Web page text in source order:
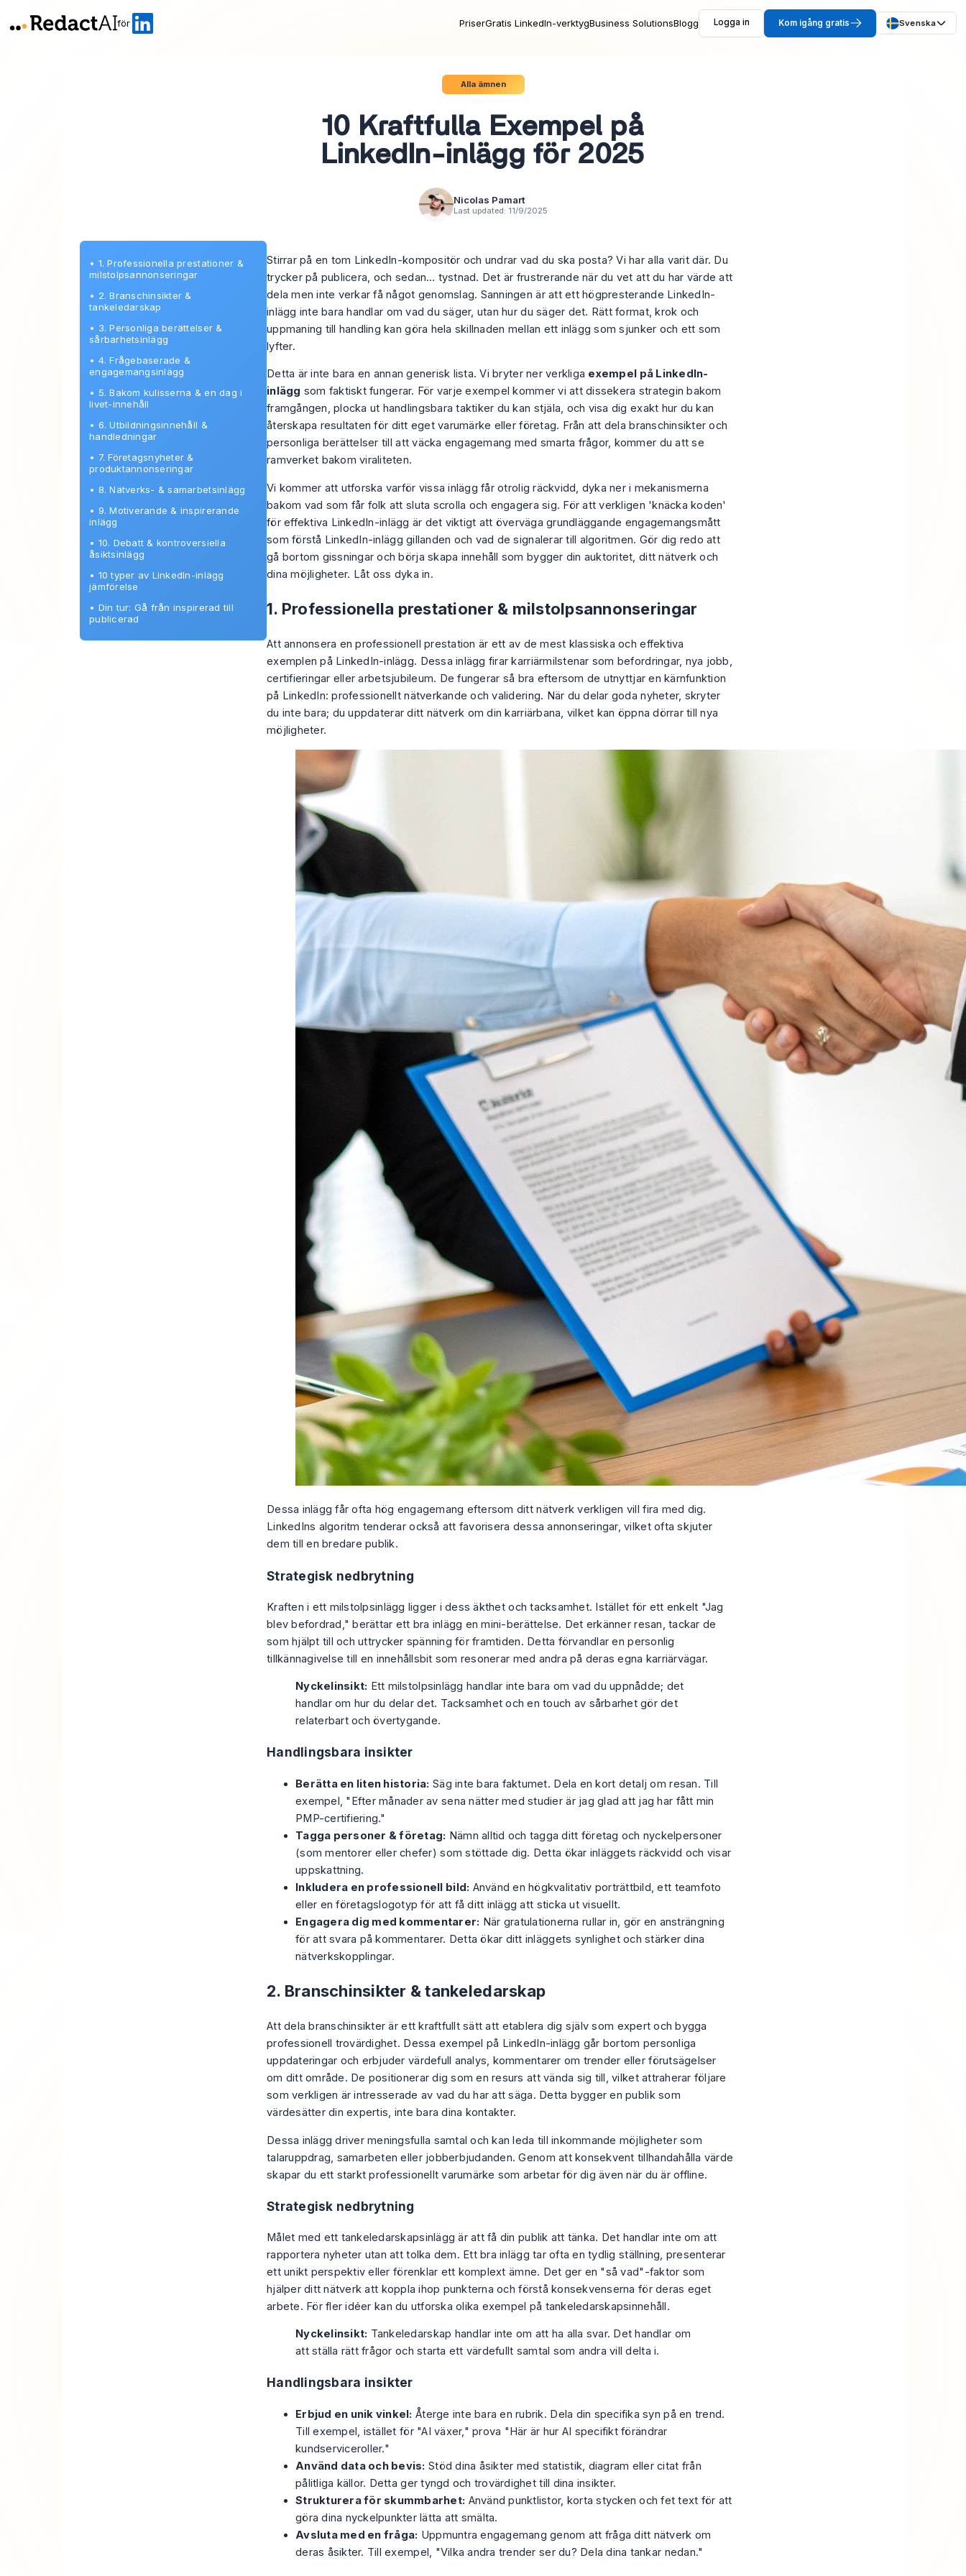
för PriserGratis LinkedIn-verktygBusiness SolutionsBlogg Logga in Kom igång gratis Svenska
Alla ämnen
10 Kraftfulla Exempel på
LinkedIn-inlägg för 2025
Nicolas Pamart
Last updated: 11/9/2025
• 1. Professionella prestationer &
milstolpsannonseringar
• 2. Branschinsikter &
tankeledarskap
• 3. Personliga berättelser &
sårbarhetsinlägg
• 4. Frågebaserade &
engagemangsinlägg
• 5. Bakom kulisserna & en dag i
livet-innehåll
• 6. Utbildningsinnehåll &
handledningar
• 7. Företagsnyheter &
produktannonseringar
• 8. Nätverks- & samarbetsinlägg
• 9. Motiverande & inspirerande
inlägg
• 10. Debatt & kontroversiella
åsiktsinlägg
• 10 typer av LinkedIn-inlägg
jämförelse
• Din tur: Gå från inspirerad till
publicerad
Stirrar på en tom LinkedIn-kompositör och undrar vad du ska posta? Vi har alla varit där. Du
trycker på publicera, och sedan… tystnad. Det är frustrerande när du vet att du har värde att
dela men inte verkar få något genomslag. Sanningen är att ett högpresterande LinkedIn-
inlägg inte bara handlar om vad du säger, utanhur du säger det. Rätt format, krok och
uppmaning till handling kan göra hela skillnaden mellan ett inlägg som sjunker och ett som
lyfter.
Detta är inte bara en annan generisk lista. Vi bryter ner verkliga exempel på LinkedIn-
inlägg som faktiskt fungerar. För varje exempel kommer vi att dissekera strategin bakom
framgången, plocka ut handlingsbara taktiker du kan stjäla, och visa dig exakt hur du kan
återskapa resultaten för ditt eget varumärke eller företag. Från att dela branschinsikter och
personliga berättelser till att väcka engagemang med smarta frågor, kommer du att se
ramverket bakom viraliteten.
Vi kommer att utforska varför vissa inlägg får otrolig räckvidd, dyka ner i mekanismerna
bakom vad som får folk att sluta scrolla och engagera sig. För att verkligen 'knäcka koden'
för effektiva LinkedIn-inlägg är det viktigt att överväga grundläggande engagemangsmått
somförstå LinkedIn-inlägg gillanden och vad de signalerar till algoritmen. Gör dig redo att
gå bortom gissningar och börja skapa innehåll som bygger din auktoritet, ditt nätverk och
dina möjligheter. Låt oss dyka in.
1. Professionella prestationer & milstolpsannonseringar
Att annonsera en professionell prestation är ett av de mest klassiska och effektiva
exemplen på LinkedIn-inlägg. Dessa inlägg firar karriärmilstenar som befordringar, nya jobb,
certifieringar eller arbetsjubileum. De fungerar så bra eftersom de utnyttjar en kärnfunktion
på LinkedIn: professionellt nätverkande och validering. När du delar goda nyheter, skryter
du inte bara; du uppdaterar ditt nätverk om din karriärbana, vilket kan öppna dörrar till nya
möjligheter.
Dessa inlägg får ofta hög engagemang eftersom ditt nätverk verkligen vill fira med dig.
LinkedIns algoritm tenderar också att favorisera dessa annonseringar, vilket ofta skjuter
dem till en bredare publik.
Strategisk nedbrytning
Kraften i ett milstolpsinlägg ligger i dess äkthet och tacksamhet. Istället för ett enkelt "Jag
blev befordrad," berättar ett bra inlägg en mini-berättelse. Det erkänner resan, tackar de
som hjälpt till och uttrycker spänning för framtiden. Detta förvandlar en personlig
tillkännagivelse till en innehållsbit som resonerar med andra på deras egna karriärvägar.
Nyckelinsikt: Ett milstolpsinlägg handlar inte bara omvad du uppnådde; det
handlar om hur du delar det. Tacksamhet och en touch av sårbarhet gör det
relaterbart och övertygande.
Handlingsbara insikter
Berätta en liten historia: Säg inte bara faktumet. Dela en kort detalj om resan. Till
exempel, "Efter månader av sena nätter med studier är jag glad att jag har fått min
PMP-certifiering."
Tagga personer & företag: Nämn alltid och tagga ditt företag och nyckelpersoner
(som mentorer eller chefer) som stöttade dig. Detta ökar inläggets räckvidd och visar
uppskattning.
Inkludera en professionell bild: Använd en högkvalitativ porträttbild, ett teamfoto
eller en företagslogotyp för att få ditt inlägg att sticka ut visuellt.
Engagera dig med kommentarer: När gratulationerna rullar in, gör en ansträngning
för att svara på kommentarer. Detta ökar ditt inläggets synlighet och stärker dina
nätverkskopplingar.
2. Branschinsikter & tankeledarskap
Att dela branschinsikter är ett kraftfullt sätt att etablera dig själv som expert och bygga
professionell trovärdighet. Dessa exempel på LinkedIn-inlägg går bortom personliga
uppdateringar och erbjuder värdefull analys, kommentarer om trender eller förutsägelser
om ditt område. De positionerar dig som en resurs att vända sig till, vilket attraherar följare
som verkligen är intresserade av vad du har att säga. Detta bygger en publik som
värdesätter din expertis, inte bara dina kontakter.
Dessa inlägg driver meningsfulla samtal och kan leda till inkommande möjligheter som
talaruppdrag, samarbeten eller jobberbjudanden. Genom att konsekvent tillhandahålla värde
skapar du ett starkt professionellt varumärke som arbetar för dig även när du är offline.
Strategisk nedbrytning
Målet med ett tankeledarskapsinlägg är att få din publik att tänka. Det handlar inte om att
rapportera nyheter utan att tolka dem. Ett bra inlägg tar ofta en tydlig ställning, presenterar
ett unikt perspektiv eller förenklar ett komplext ämne. Det ger en "så vad"-faktor som
hjälper ditt nätverk att koppla ihop punkterna och förstå konsekvenserna för deras eget
arbete. För fler idéer kan du utforska olika exempel på tankeledarskapsinnehåll.
Nyckelinsikt: Tankeledarskap handlar inte om att ha alla svar. Det handlar om
att ställa rätt frågor och starta ett värdefullt samtal som andra vill delta i.
Handlingsbara insikter
Erbjud en unik vinkel: Återge inte bara en rubrik. Dela din specifika syn på en trend.
Till exempel, istället för "AI växer," prova "Här är hur AI specifikt förändrar
kundserviceroller."
Använd data och bevis: Stöd dina åsikter med statistik, diagram eller citat från
pålitliga källor. Detta ger tyngd och trovärdighet till dina insikter.
Strukturera för skummbarhet: Använd punktlistor, korta stycken och fet text för att
göra dina nyckelpunkter lätta att smälta.
Avsluta med en fråga: Uppmuntra engagemang genom att fråga ditt nätverk om
deras åsikter. Till exempel, "Vilka andra trender ser du? Dela dina tankar nedan."